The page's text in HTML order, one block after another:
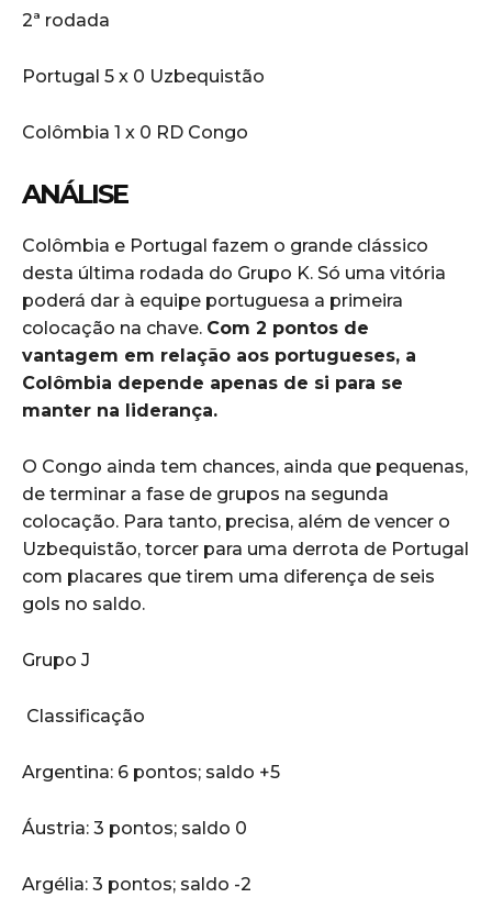
2ª rodada
Portugal 5 x 0 Uzbequistão
Colômbia 1 x 0 RD Congo
ANÁLISE
Colômbia e Portugal fazem o grande clássico
desta última rodada do Grupo K. Só uma vitória
poderá dar à equipe portuguesa a primeira
colocação na chave. Com 2 pontos de
vantagem em relação aos portugueses, a
Colômbia depende apenas de si para se
manter na liderança.
O Congo ainda tem chances, ainda que pequenas,
de terminar a fase de grupos na segunda
colocação. Para tanto, precisa, além de vencer o
Uzbequistão, torcer para uma derrota de Portugal
com placares que tirem uma diferença de seis
gols no saldo.
Grupo J
Classificação
Argentina: 6 pontos; saldo +5
Áustria: 3 pontos; saldo 0
Argélia: 3 pontos; saldo -2